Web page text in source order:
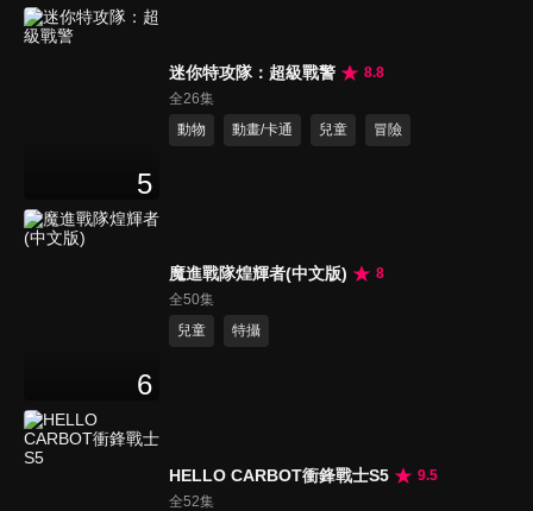
5
迷你特攻隊：超級戰警
8.8
全26集
動物
動畫/卡通 兒童 冒險
6
魔進戰隊煌輝者(中文版)
8
全50集
兒童
特攝
HELLO CARBOT衝鋒戰士S5
9.5
全52集